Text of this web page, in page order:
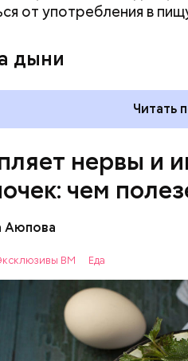
от употребления в
дыни
Читать
нервы и
чем
Аюпова
ВМ Еда
кислотности желудка